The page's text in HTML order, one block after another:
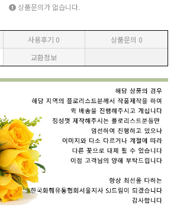
상품문의가 없습니다.
사용후기 0 상품문의 0
교환정보